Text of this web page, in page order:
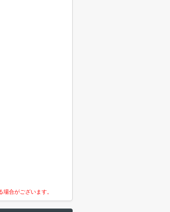
合がございます。